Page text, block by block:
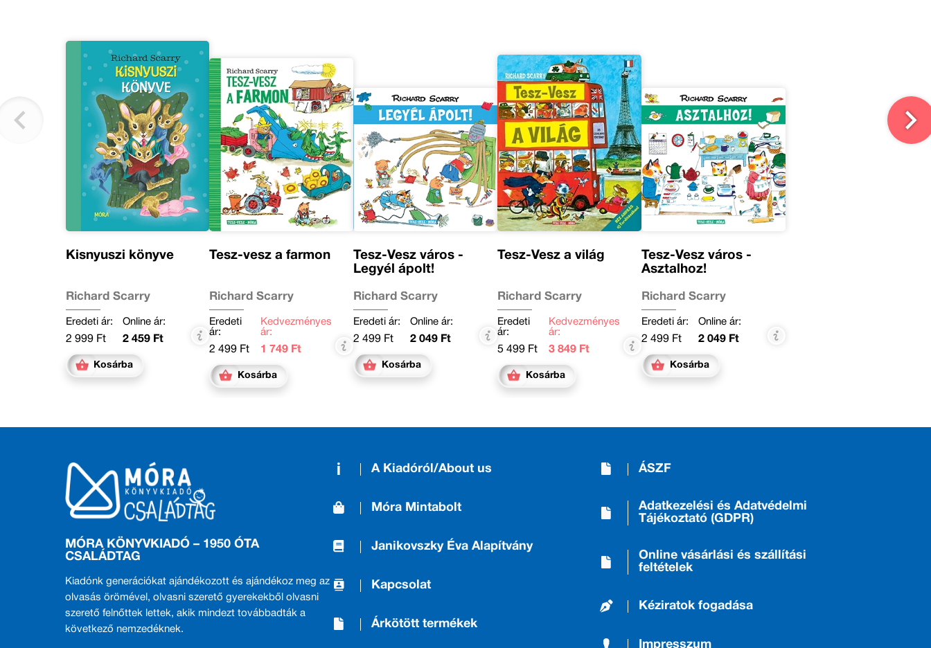
Kisnyuszi könyve
Richard Scarry
Eredeti ár:
2 999 Ft
Online ár:
2 459 Ft
Kosárba
Tesz-vesz a farmon
Richard Scarry
Eredeti
ár:
2 499 Ft
Kedvezményes
ár:
1 749 Ft
Kosárba
Tesz-Vesz város -
Legyél ápolt!
Richard Scarry
Eredeti ár:
2 499 Ft
Online ár:
2 049 Ft
Kosárba
Tesz-Vesz a világ
Richard Scarry
Eredeti
ár:
5 499 Ft
Kedvezményes
ár:
3 849 Ft
Kosárba
Tesz-Vesz város -
Asztalhoz!
Richard Scarry
Eredeti ár:
2 499 Ft
Online ár:
2 049 Ft
Kosárba
MÓRA KÖNYVKIADÓ – 1950 ÓTA
CSALÁDTAG
Kiadónk generációkat ajándékozott és ajándékoz meg az
olvasás örömével, olvasni szerető gyerekekből olvasni
szerető felnőttek lettek, akik mindezt továbbadták a
következő nemzedéknek.
A Kiadóról/About us
Móra Mintabolt
Janikovszky Éva Alapítvány
Kapcsolat
Árkötött termékek
ÁSZF
Adatkezelési és Adatvédelmi
Tájékoztató (GDPR)
Online vásárlási és szállítási
feltételek
Kéziratok fogadása
Impresszum